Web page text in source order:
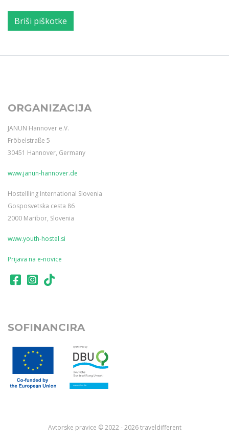
Briši piškotke
ORGANIZACIJA
JANUN Hannover e.V.
Fröbelstraße 5
30451 Hannover, Germany
www.janun-hannover.de
Hostellling International Slovenia
Gosposvetska cesta 86
2000 Maribor, Slovenia
www.youth-hostel.si
Prijava na e-novice
SOFINANCIRA
Avtorske pravice © 2022 - 2026 traveldifferent